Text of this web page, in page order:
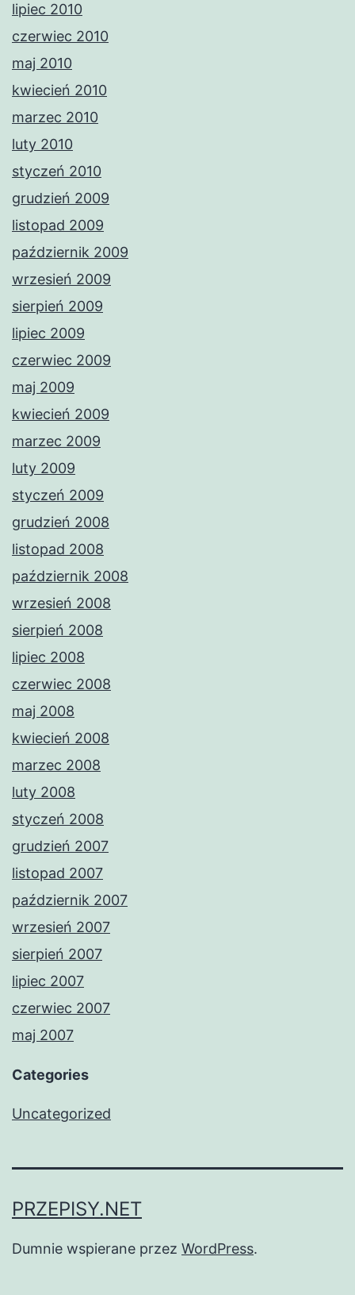
lipiec 2010
czerwiec 2010
maj 2010
kwiecień 2010
marzec 2010
luty 2010
styczeń 2010
grudzień 2009
listopad 2009
październik 2009
wrzesień 2009
sierpień 2009
lipiec 2009
czerwiec 2009
maj 2009
kwiecień 2009
marzec 2009
luty 2009
styczeń 2009
grudzień 2008
listopad 2008
październik 2008
wrzesień 2008
sierpień 2008
lipiec 2008
czerwiec 2008
maj 2008
kwiecień 2008
marzec 2008
luty 2008
styczeń 2008
grudzień 2007
listopad 2007
październik 2007
wrzesień 2007
sierpień 2007
lipiec 2007
czerwiec 2007
maj 2007
Categories
Uncategorized
PRZEPISY.NET
Dumnie wspierane przez WordPress.